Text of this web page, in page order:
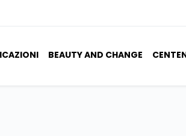
BEAUTY AND CHANGE